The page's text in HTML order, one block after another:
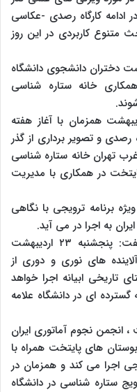
ادامه کارگاه رصدی -عکاسی
متنوع کاربردی در این روز
شامگاه یکشنبه ۱۹ اردیبهشت دختران دانشجوی دانشگاه
خانه ستاره شناسی
عتیقی، در روز دوشنبه ۲۰ اردیبهشت همزمان با آغاز هفته
شناسی از ساعت ۱۵ کارگاه رصدی و تصویر برداری از گذر
غرب تهران خانه ستاره شناسی
شرق پایتخت در همکاری با مدیریت
۲۲ اردیبهشت ویژه برنامه ترویجی با نگاهی
به اجرا در می آید.
رییس انجمن نجوم آماتوری ایران گفت: پنجشنبه ۲۳ اردیبهشت
های نوری و دوری از
تاریخی ابیانه اجرا خواهد
ای در دانشگاه علامه
جمعه ۲۴ اردیبهشت ، انجمن نجوم آماتوری ایران
های پایتخت همراه با
اجرا می کند و همزمان در
ستاره شناسی در دانشگاه